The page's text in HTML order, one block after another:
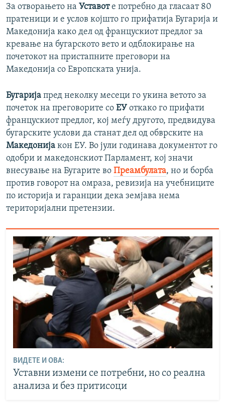
За отворањето на Уставоте потребно да гласаат 80
пратеници и е услов којшто го прифатија Бугарија и
Македонија како дел од францускиот предлог за
кревање на бугарското вето и одблокирање на
почетокот на пристапните преговори на
Македонија со Европската унија.
Бугарија пред неколку месеци го укина ветото за
почеток на преговорите со ЕУ откако го прифати
францускиот предлог, кој меѓу другото, предвидува
бугарските услови да станат дел од обврските на
Македонија кон ЕУ. Во јули годинава документот го
одобри и македонскиот Парламент, кој значи
внесување на Бугарите во Преамбулата, но и борба
против говорот на омраза, ревизија на учебниците
по историја и гаранции дека земјава нема
територијални претензии.
ВИДЕТЕ И ОВА:
Уставни измени се потребни, но со реална
анализа и без притисоци